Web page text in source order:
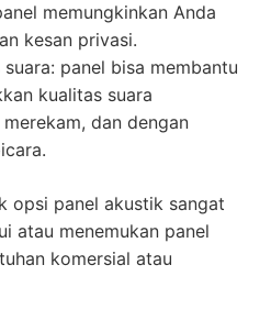
memungkinkan Anda
kesan privasi.
panel bisa membantu
kualitas suara
dan dengan
opsi panel akustik sangat
atau menemukan panel
komersial atau